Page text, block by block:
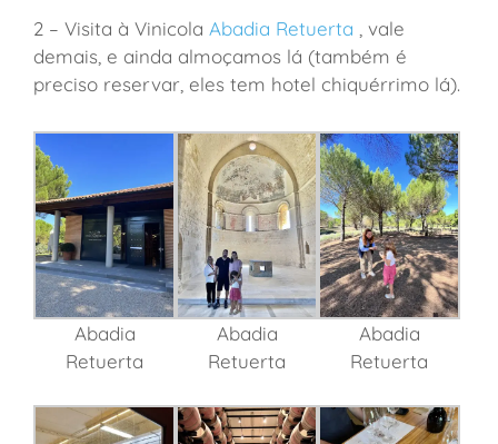
2 – Visita à Vinicola Abadia Retuerta , vale
demais, e ainda almoçamos lá (também é
preciso reservar, eles tem hotel chiquérrimo lá).
Abadia
Retuerta
Abadia
Retuerta
Abadia
Retuerta